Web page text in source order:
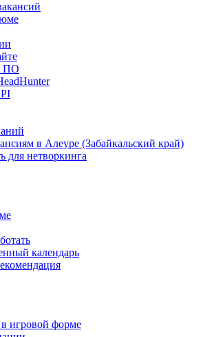
ПО
в Алеуре (Забайкальский край)
для нетворкинга
календарь
игровой форме